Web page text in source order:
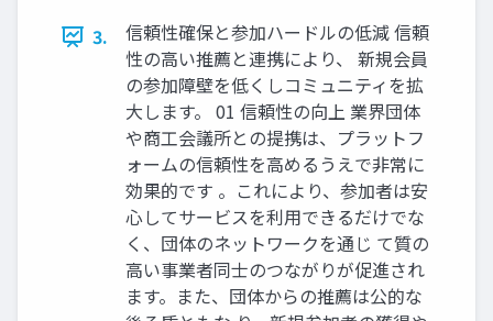
3.
信頼性確保と参加ハードルの低減 信頼
性の高い推薦と連携により、 新規会員
の参加障壁を低くしコミュニティを拡
大します。 01 信頼性の向上 業界団体
や商工会議所との提携は、プラットフ
ォームの信頼性を高めるうえで非常に
効果的です 。これにより、参加者は安
心してサービスを利用できるだけでな
く、団体のネットワークを通じ て質の
高い事業者同士のつながりが促進され
ます。また、団体からの推薦は公的な